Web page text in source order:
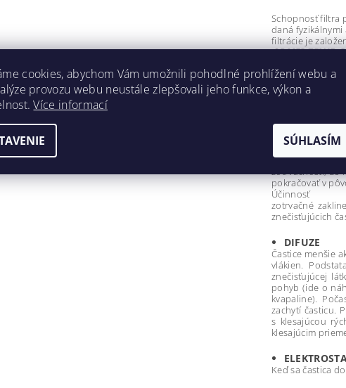
Schopnosť filtra
daná
filtrácie je
OBMEDZENIE,
Malé a ľahké
prúdom
častice a
zachytená. Čím
Je to
zotrvačnosti, že
pokračovať v
Účinnosť
zotrvačné
znečisťujúcich
DIFUZE
Častice menšie
vlákien.
znečisťujúcej
pohyb (ide o
kvapaline).
zachytí časticu.
s klesajúcou
klesajúcim
Keď sa častica
cookies, abychom Vám umožnili pohodlné prohlížení webu a
provozu webu neustále zlepšovali jeho funkce, výkon a
Více informací
SÚHLASÍM